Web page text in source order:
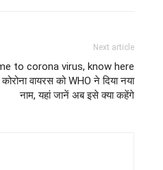
Next article
to corona virus, know here
वायरस को WHO ने दिया नया
नाम, यहां जानें अब इसे क्या कहेंगे